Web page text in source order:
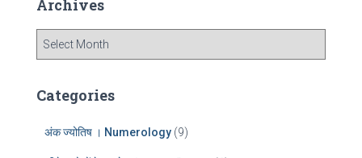
h
f
r
Archives
h
Categories
अंक ज्योतिष । Numerology (9)